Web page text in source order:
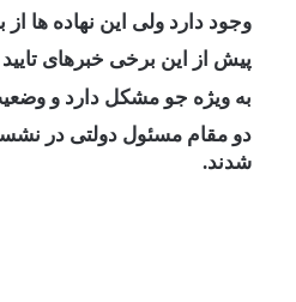
وجود دارد ولی این نهاده ها
پیش از این برخی خبرهای
به ویژه جو مشکل دارد و
دو مقام مسئول دولتی در
شدند.